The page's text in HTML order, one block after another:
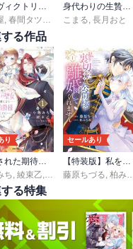
聖女ヴィクトリアの考察
, 春間タツキ 六七質
身代わりの生贄だったはずの私、凶犬王子の愛に困惑中（アリアンローズコミックス）
こまる, 長月おと
する作品
り
追放された期待外れ聖女ですが、聖婚により魔霊伯爵様に嫁ぐことになりました【単行本版】
ち, 綾束乙, 甘塩コメコ
セールあり
【特装版】私を裏切ったはずの公爵様が離婚してくれません
藤原ちづる, 柏みなみ
する特集